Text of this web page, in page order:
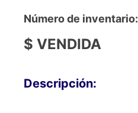
Número de inventario:
$ VENDIDA
Descripción: